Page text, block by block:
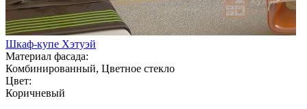
Шкаф-купе Хэтуэй
Материал фасада:
Комбинированный, Цветное стекло
Цвет:
Коричневый